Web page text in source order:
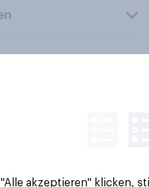
Rechte vorbehalten.
akzeptieren" klicken,